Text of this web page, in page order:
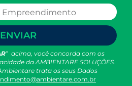
ENVIAR
” acima, você concorda com os
da AMBIENTARE SOLUÇÕES.
trata os seus Dados